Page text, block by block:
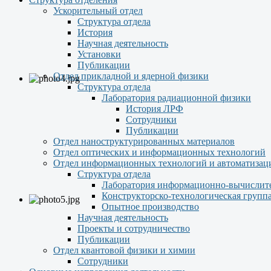
Ускорительный отдел
Структура отдела
История
Научная деятельность
Установки
Публикации
Отдел прикладной и ядерной физики
Структура отдела
Лаборатория радиационной физики
История ЛРФ
Сотрудники
Публикации
Отдел наноструктурированных материалов
Отдел оптических и информационных технологий
Отдел информационных технологий и
Структура отдела
Лаборатория информационно-
Конструкторско-технологическая группа
Опытное производство
Научная деятельность
Проекты и сотрудничество
Публикации
Отдел квантовой физики и химии
Сотрудники